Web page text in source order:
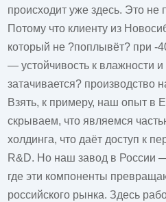
происходит уже здесь. Это не
Потому что клиенту из
который не ?поплывёт? при -
— устойчивость к влажности
затачивается? производство
Взять, к примеру, наш опыт в
скрываем, что являемся
холдинга, что даёт доступ к
R&D. Но нашзавод в России
где эти компоненты
российского рынка. Здесь